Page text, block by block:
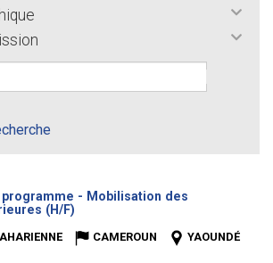
programme - Mobilisation des
(H/F)
CAMEROUN
YAOUNDÉ